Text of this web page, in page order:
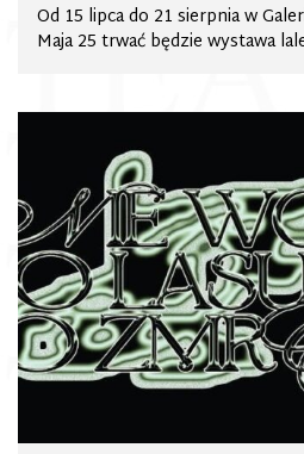
Od 15 lipca do 21 sierpnia w
Maja 25 trwać będzie wystawa